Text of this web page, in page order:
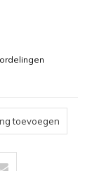
toevoegen